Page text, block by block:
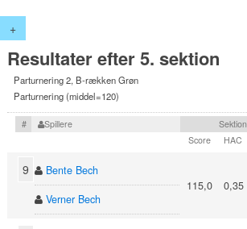
+
Resultater efter 5. sektion
Parturnering 2, B-rækken Grøn
Parturnering (middel=120)
# Spillere Sektion
Score
HAC
9
Bente Bech
Verner Bech
115,0 0,35